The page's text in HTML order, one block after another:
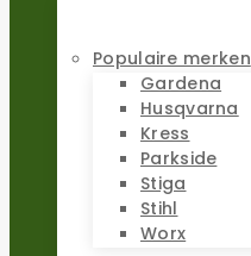
Populaire merken
Gardena
Husqvarna
Kress
Parkside
Stiga
Stihl
Worx